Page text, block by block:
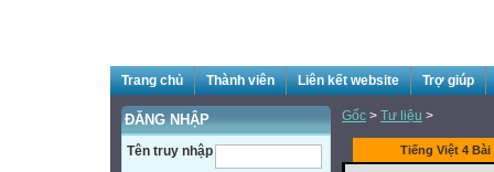
Trang chủ Thành viên Liên kết website Trợ giúp
ĐĂNG NHẬP
Tên truy nhập
Gốc > Tư liệu >
Tiếng Việt 4